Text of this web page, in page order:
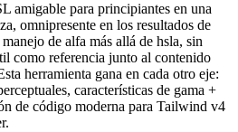
amigable para principiantes en una
omnipresente en los resultados de
de alfa más allá de hsla, sin
como referencia junto al contenido
herramienta gana en cada otro eje:
características de gama +
de código moderna para Tailwind v4